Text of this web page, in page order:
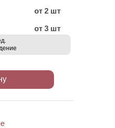
от 2 шт
от 3 шт